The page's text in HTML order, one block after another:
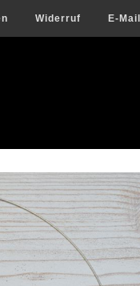
Widerruf E-Mail